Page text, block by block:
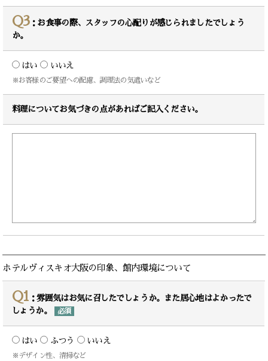
Q3：お食事の際、スタッフの心配りが感じられましたでしょう
か。
はい いいえ
※お客様のご要望への配慮、調理法の気遣いなど
料理についてお気づきの点があればご記入ください。
ホテルヴィスキオ大阪の印象、館内環境について
Q1 ：雰囲気はお気に召したでしょうか。また居心地はよかったで
しょうか。
必須
はい ふつう いいえ
※デザイン性、清掃など